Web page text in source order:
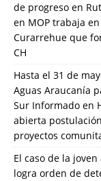
de progreso en
en MOP trabaja
Curarrehue que
CH
Hasta el 31 de
Aguas Araucanía
Sur Informado en
abierta
proyectos
El caso de la
logra orden de